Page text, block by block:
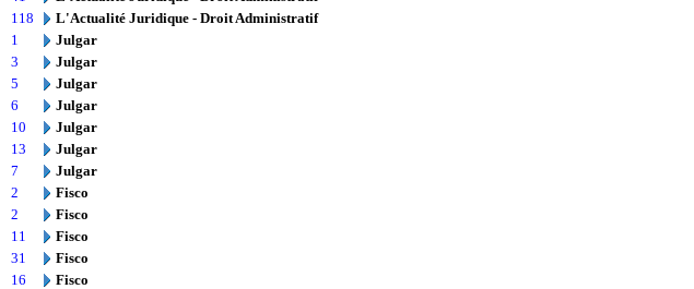
118
L'Actualité Juridique - Droit Administratif
1
Julgar
3
Julgar
5
Julgar
6
Julgar
10
Julgar
13
Julgar
7
Julgar
2
Fisco
2
Fisco
11
Fisco
31
Fisco
16
Fisco